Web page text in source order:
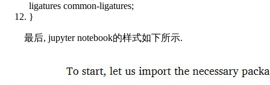
ligatures common-ligatures;
}
最后, jupyter notebook的样式如下所示.